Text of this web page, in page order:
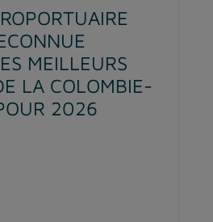
MEILLEURS
LA COLOMBIE-
2026